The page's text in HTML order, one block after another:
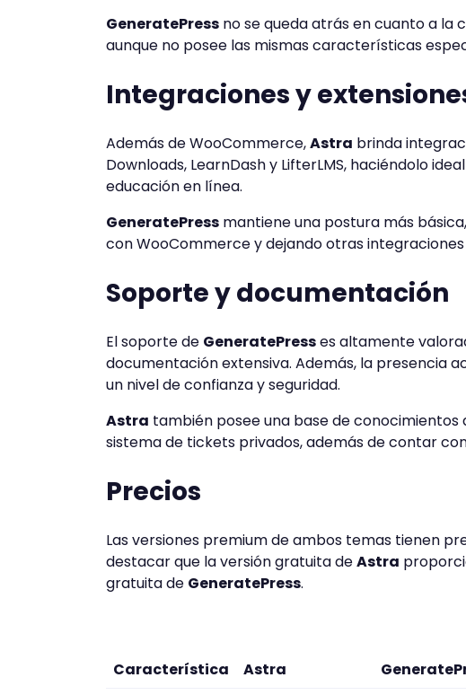
GeneratePress no se queda atrás en cuanto a la
aunque no posee las mismas características
Integraciones y
Además de WooCommerce,Astra brinda
Downloads, LearnDash y LifterLMS, haciéndolo
educación en línea.
GeneratePress mantiene una postura más
con WooCommerce y dejando otras
Soporte y documentación
El soporte de GeneratePresses altamente
documentación extensiva. Además, la presencia
un nivel de confianza y seguridad.
Astra también posee una base de
sistema de tickets privados, además de contar
Precios
Las versiones premium de ambos temas tienen
destacar que la versión gratuita deAstra
gratuita de GeneratePress.
Característica Astra